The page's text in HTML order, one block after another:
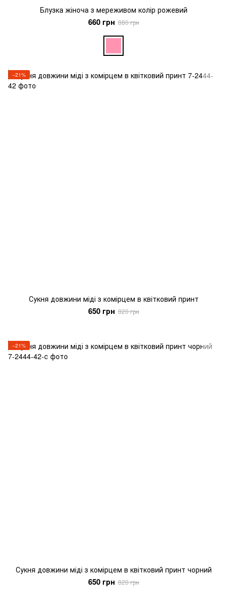
Блузка жіноча з мереживом колір рожевий
660 грн 880 грн
−21%
Сукня довжини міді з комірцем в квітковий принт
650 грн 820 грн
−21%
Сукня довжини міді з комірцем в квітковий принт чорний
650 грн 820 грн